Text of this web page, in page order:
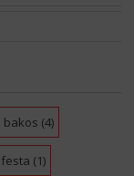
bakos (4)
(1)